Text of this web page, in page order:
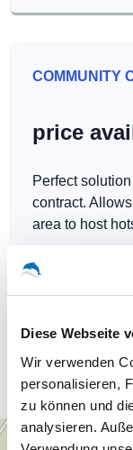
Diese Webseite
Wir verwenden
personalisieren,
zu können und
analysieren.
COMMUNITY
price
Perfect
contract.
area to host
Our
+